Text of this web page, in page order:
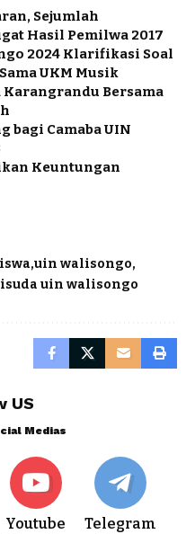
Sejumlah
Hasil Pemilwa 2017
2024 Klarifikasi Soal
UKM Musik
Bersama
bagi Camaba UIN
Keuntungan
uin walisongo
uin walisongo
US
Medias
Youtube Telegram